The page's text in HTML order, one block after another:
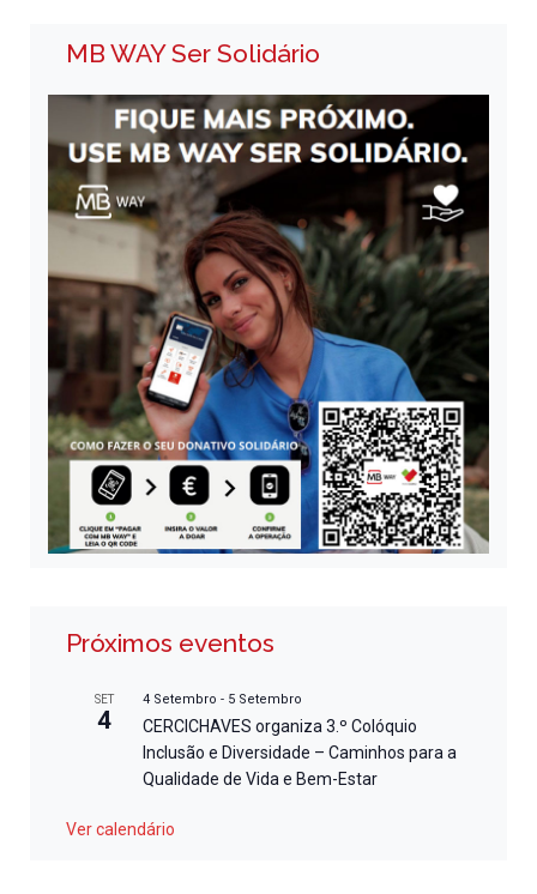
MB WAY Ser Solidário
Próximos eventos
SET
4
4 Setembro - 5 Setembro
CERCICHAVES organiza 3.º Colóquio
Inclusão e Diversidade – Caminhos para a
Qualidade de Vida e Bem-Estar
Ver calendário